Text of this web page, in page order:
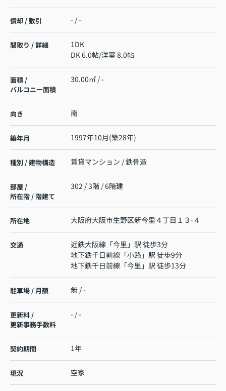
償却 / 敷引 - / -
間取り / 詳細
1DK
DK 6.0帖/洋室 8.0帖
面積 /
バルコニー面積
30.00㎡ / -
向き 南
築年月 1997年10月(築28年)
種別 / 建物構造 賃貸マンション / 鉄骨造
部屋 /
所在階 / 階建て
302 / 3階 / 6階建
所在地 大阪府大阪市生野区新今里 ４丁目１３-４
交通 近鉄大阪線 「今里 」駅 徒歩3分
地下鉄千日前線 「小路」駅 徒歩9分
地下鉄千日前線 「今里 」駅 徒歩13分
駐車場 / 月額 無 / -
更新料 /
更新事務手数料
- / -
契約期間 1年
現況 空家